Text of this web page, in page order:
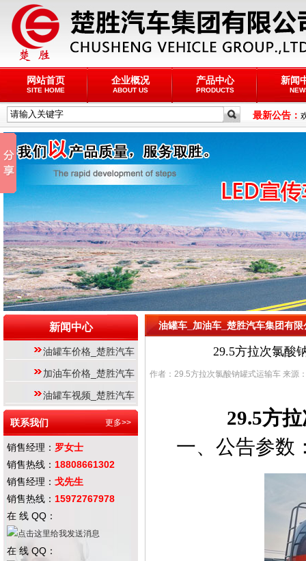
网站首页
SITE HOME
企业概况
ABOUT US
产品中心
PRODUCTS
新闻
最新公告：
新闻中心
油罐车价格_楚胜汽车
加油车价格_楚胜汽车
油罐车视频_楚胜汽车
联系我们 更多>>
销售经理： 罗女士
销售热线： 18808661302
销售经理： 戈先生
销售热线： 15972767978
在 线 QQ：
在 线 QQ：
油罐车_加油车_楚胜汽车集团有限
29.5方拉次氯酸
作者：29.5方拉次氯酸钠罐式运输车 来源
29.5方
一、公告参数